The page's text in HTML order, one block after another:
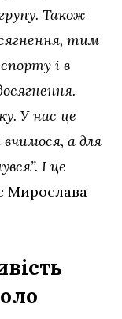
Також
тим
і в
У нас це
а для
І це
Мирослава